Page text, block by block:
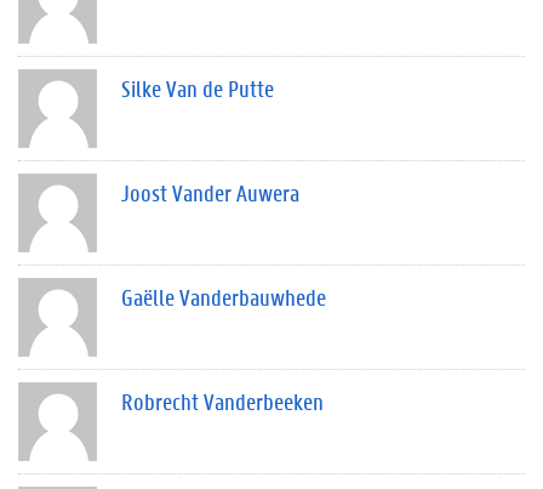
Silke Van de Putte
Joost Vander Auwera
Gaëlle Vanderbauwhede
Robrecht Vanderbeeken